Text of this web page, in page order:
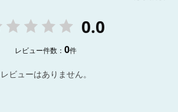
0.0
レビュー件数：0件
レビューはありません。